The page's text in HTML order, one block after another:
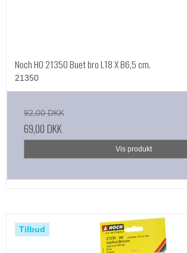
Noch HO 21350 Buet bro L18 X B6,5 cm.
21350
92,00 DKK
69,00 DKK
Vis produkt
Tilbud